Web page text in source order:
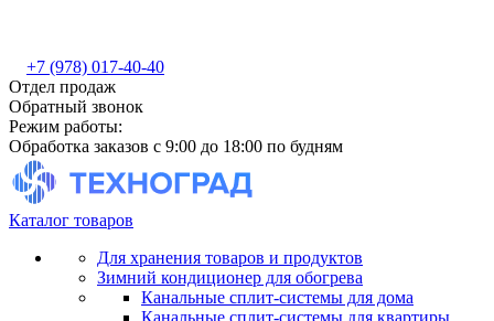
+7 (978) 017-40-40
Отдел продаж
Обратный звонок
Режим работы:
Обработка заказов с 9:00 до 18:00 по будням
Каталог товаров
Для хранения товаров и продуктов
Зимний кондиционер для обогрева
Канальные сплит-системы для дома
Канальные сплит-системы для квартиры